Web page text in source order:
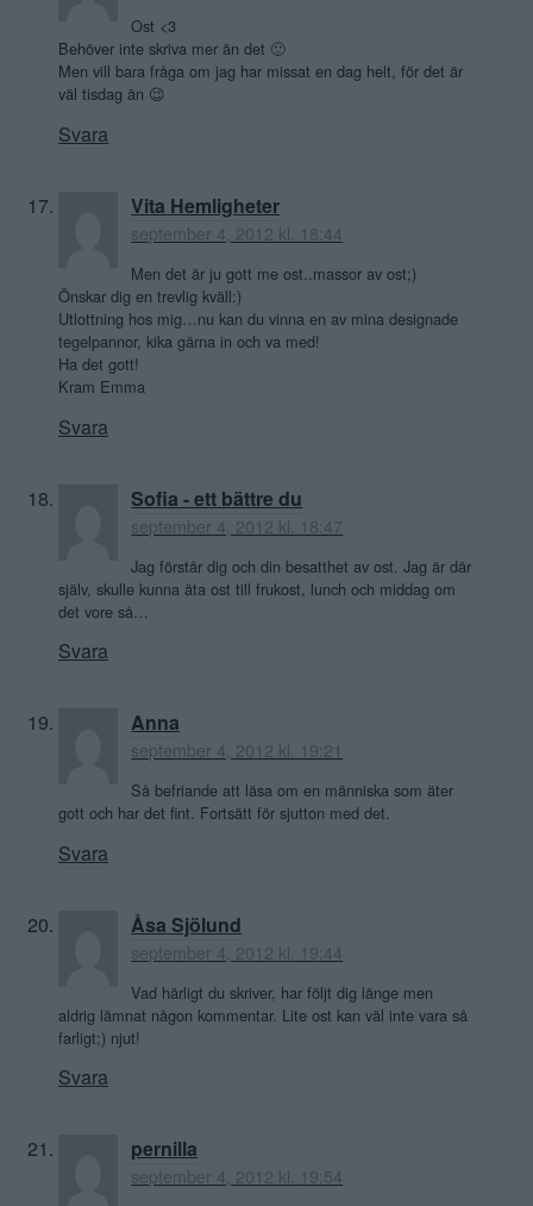
Ost <3
Behöver inte skriva mer än det 🙂
Men vill bara fråga om jag har missat en dag helt, för det är
väl tisdag än 😉
Svara
Vita Hemligheter
september 4, 2012 kl. 18:44
Men det är ju gott me ost..massor av ost;)
Önskar dig en trevlig kväll:)
Utlottning hos mig…nu kan du vinna en av mina designade
tegelpannor, kika gärna in och va med!
Ha det gott!
Kram Emma
Svara
Sofia - ett bättre du
september 4, 2012 kl. 18:47
Jag förstår dig och din besatthet av ost. Jag är där
själv, skulle kunna äta ost till frukost, lunch och middag om
det vore så…
Svara
Anna
september 4, 2012 kl. 19:21
Så befriande att läsa om en människa som äter
gott och har det fint. Fortsätt för sjutton med det.
Svara
Åsa Sjölund
september 4, 2012 kl. 19:44
Vad härligt du skriver, har följt dig länge men
aldrig lämnat någon kommentar. Lite ost kan väl inte vara så
farligt;) njut!
Svara
pernilla
september 4, 2012 kl. 19:54